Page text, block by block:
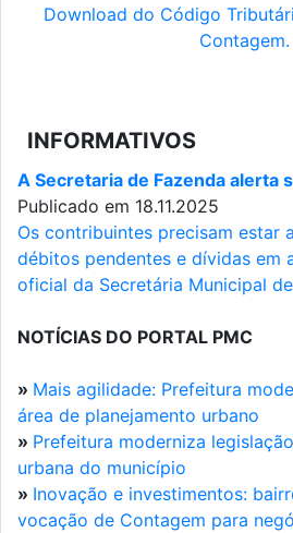
Download do Código
Contagem.
INFORMATIVOS
A Secretaria de Fazenda alerta
Publicado em 18.11.2025
Os contribuintes precisam estar
débitos pendentes e dívidas em
oficial da Secretária Municipal
NOTÍCIAS DO PORTAL PMC
» Mais agilidade: Prefeitura
área de planejamento urbano
» Prefeitura moderniza
urbana do município
» Inovação e investimentos:
vocação de Contagem para